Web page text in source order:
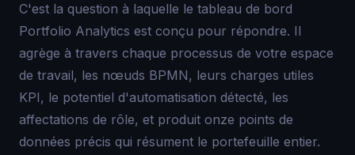
C'est la question à laquelle le tableau de bord
Portfolio Analytics est conçu pour répondre. Il
agrège à travers chaque processus de votre espace
de travail, les nœuds BPMN, leurs charges utiles
KPI, le potentiel d'automatisation détecté, les
affectations de rôle, et produit onze points de
données précis qui résument le portefeuille entier.